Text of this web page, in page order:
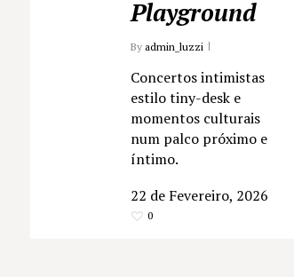
Playground
By admin_luzzi
Concertos intimistas
estilo tiny-desk e
momentos culturais
num palco próximo e
íntimo.
22 de Fevereiro, 2026
0